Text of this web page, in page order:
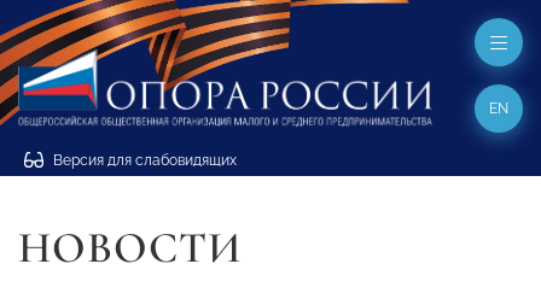
Версия для слабовидящих
EN
НОВОСТИ